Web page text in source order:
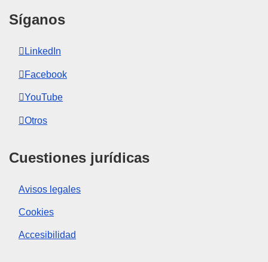
Síganos
LinkedIn
Facebook
YouTube
Otros
Cuestiones jurídicas
Avisos legales
Cookies
Accesibilidad